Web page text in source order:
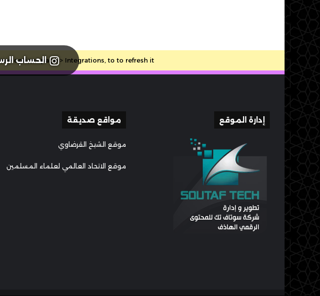
الحساب
options page > Integrations, to to refresh it.
إدارة الموقع مواقع صديقة
موقع الشيخ القرضاوي
موقع الاتحاد العالمي لعلماء المسلمين